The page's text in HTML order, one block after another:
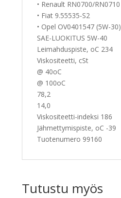
• Renault RN0700/RN0710
• Fiat 9.55535-S2
• Opel OV0401547 (5W-30)
SAE-LUOKITUS 5W-40
Leimahduspiste, oC 234
Viskositeetti, cSt
@ 40oC
@ 100oC
78,2
14,0
Viskositeetti-indeksi 186
Jähmettymispiste, oC -39
Tuotenumero 99160
Tutustu myös